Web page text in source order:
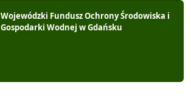
Wojewódzki Fundusz Ochrony Środowiska i
Gospodarki Wodnej w Gdańsku